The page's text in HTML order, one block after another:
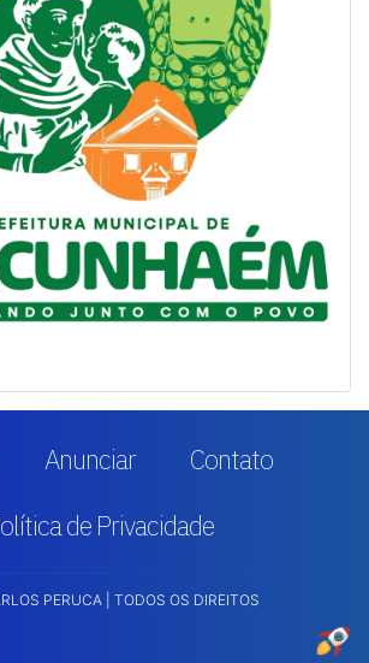
Anunciar
Contato
de Privacidade
PERUCA | TODOS OS DIREITOS